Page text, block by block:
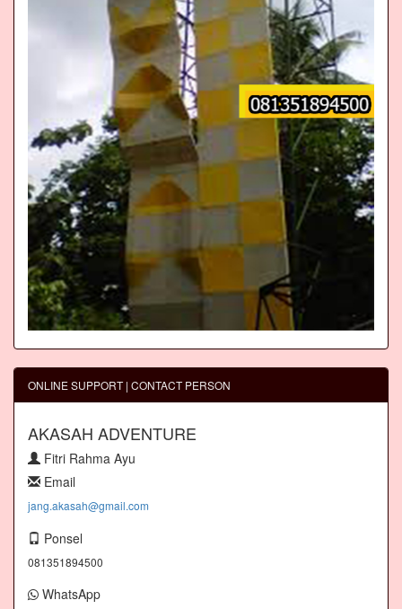
ONLINE SUPPORT | CONTACT PERSON
AKASAH ADVENTURE
Fitri Rahma Ayu
Email
jang.akasah@gmail.com
Ponsel
081351894500
WhatsApp